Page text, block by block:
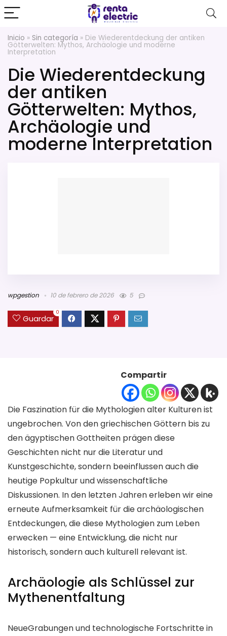
Inicio » Sin categoría » Die Wiederentdeckung der antiken
Götterwelten: Mythos, Archäologie und moderne
Interpretation
Die Wiederentdeckung
der antiken
Götterwelten: Mythos,
Archäologie und
moderne Interpretation
wpgestion 10 de febrero de 2026 5
Guardar
0
Compartir
Die Faszination für die Mythologien alter Kulturen ist
ungebrochen. Von den griechischen Göttern bis zu
den ägyptischen Gottheiten prägen diese
Geschichten nicht nur die Literatur und
Kunstgeschichte, sondern beeinflussen auch die
heutige Popkultur und wissenschaftliche
Diskussionen. In den letzten Jahren erleben wir eine
erneute Aufmerksamkeit für die archäologischen
Entdeckungen, die diese Mythologien zum Leben
erwecken — eine Entwicklung, die nicht nur
historisch, sondern auch kulturell relevant ist.
Archäologie als Schlüssel zur
Mythenentfaltung
NeueGrabungen und technologische Fortschritte in